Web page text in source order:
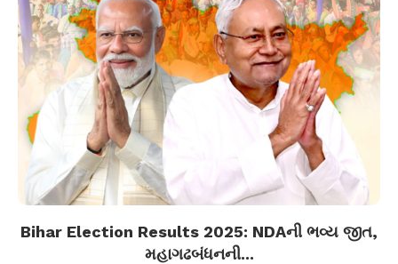
Bihar Election Results 2025: NDAની ભવ્ય જીત,
મહાગઢબંધનની...